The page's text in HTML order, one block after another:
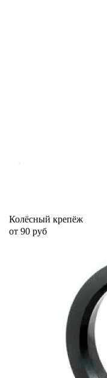
Колёсный крепёж
от 90 руб